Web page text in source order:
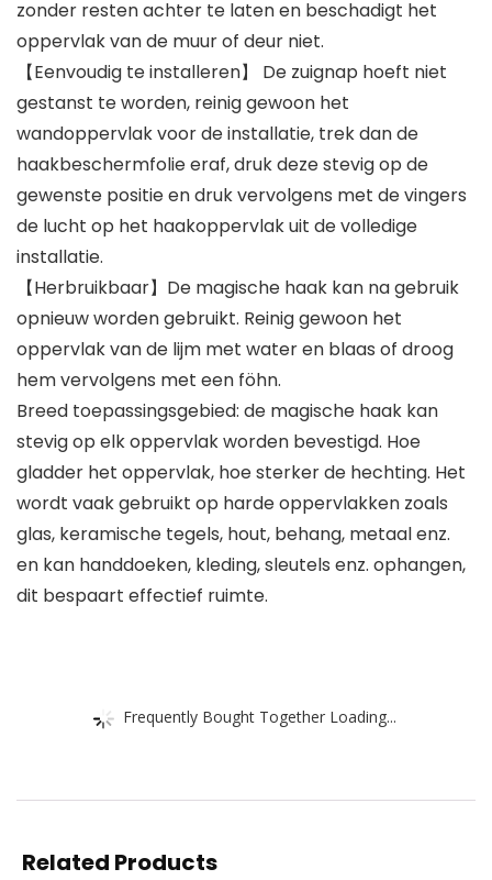
zonder resten achter te laten en beschadigt het
oppervlak van de muur of deur niet.
【Eenvoudig te installeren】 De zuignap hoeft niet
gestanst te worden, reinig gewoon het
wandoppervlak voor de installatie, trek dan de
haakbeschermfolie eraf, druk deze stevig op de
gewenste positie en druk vervolgens met de vingers
de lucht op het haakoppervlak uit de volledige
installatie.
【Herbruikbaar】De magische haak kan na gebruik
opnieuw worden gebruikt. Reinig gewoon het
oppervlak van de lijm met water en blaas of droog
hem vervolgens met een föhn.
Breed toepassingsgebied: de magische haak kan
stevig op elk oppervlak worden bevestigd. Hoe
gladder het oppervlak, hoe sterker de hechting. Het
wordt vaak gebruikt op harde oppervlakken zoals
glas, keramische tegels, hout, behang, metaal enz.
en kan handdoeken, kleding, sleutels enz. ophangen,
dit bespaart effectief ruimte.
Frequently Bought Together Loading...
Related Products